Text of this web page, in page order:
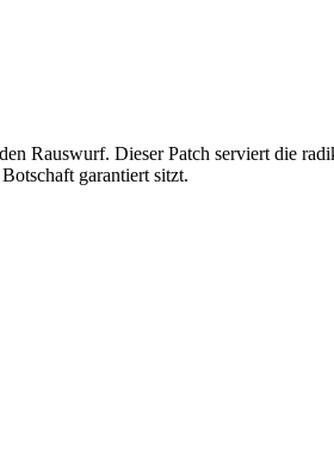
Rauswurf. Dieser Patch serviert die
garantiert sitzt.